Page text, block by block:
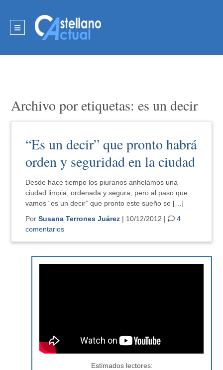
Archivo por etiquetas: es un decir
“Es un decir” que pronto habrá
orden y seguridad en la ciudad
Desde hace tiempo los piuranos anhelamos una
ciudad limpia, ordenada y segura, pero al paso que
vamos “es un decir” que pronto este sueño se […]
PorSusana Terrones Juárez | 10/12/2012 |
4
comentarios
Estimados lectores: